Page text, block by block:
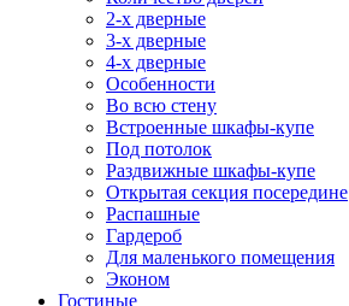
2-х дверные
3-х дверные
4-х дверные
Особенности
Во всю стену
Встроенные шкафы-купе
Под потолок
Раздвижные шкафы-купе
Открытая секция посередине
Распашные
Гардероб
Для маленького помещения
Эконом
Гостиные